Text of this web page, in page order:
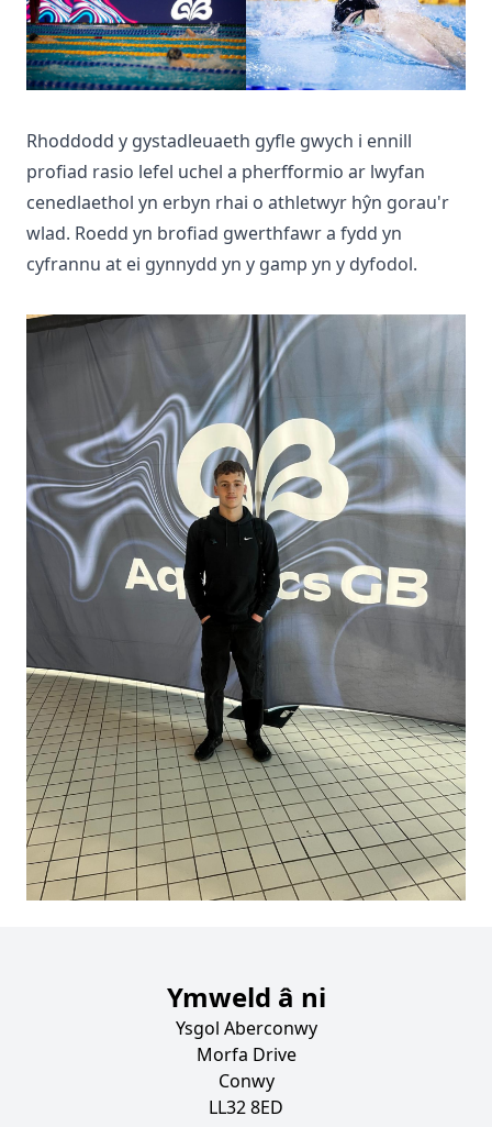
Rhoddodd y gystadleuaeth gyfle gwych i ennill
profiad rasio lefel uchel a pherfformio ar lwyfan
cenedlaethol yn erbyn rhai o athletwyr hŷn gorau'r
wlad. Roedd yn brofiad gwerthfawr a fydd yn
cyfrannu at ei gynnydd yn y gamp yn y dyfodol.
Ymweld â ni
Ysgol Aberconwy
Morfa Drive
Conwy
LL32 8ED